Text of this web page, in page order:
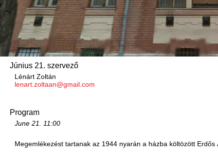
Június 21. szervező
Lénárt Zoltán
lenart.zoltaan@gmail.com
Program
June 21. 11:00
Megemlékezést tartanak az 1944 nyarán a házba költözött